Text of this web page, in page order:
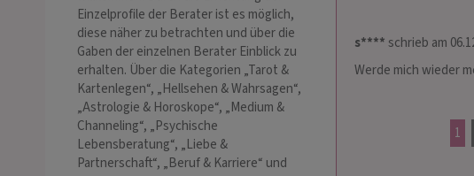
Einzelprofile der Berater ist es möglich,
diese näher zu betrachten und über die
Gaben der einzelnen Berater Einblick zu
erhalten. Über die Kategorien „Tarot &
Kartenlegen“, „Hellsehen & Wahrsagen“,
„Astrologie & Horoskope“, „Medium &
Channeling“, „Psychische
Lebensberatung“, „Liebe &
Partnerschaft“, „Beruf & Karriere“ und
s****schrieb am
Werde mich wieder
1